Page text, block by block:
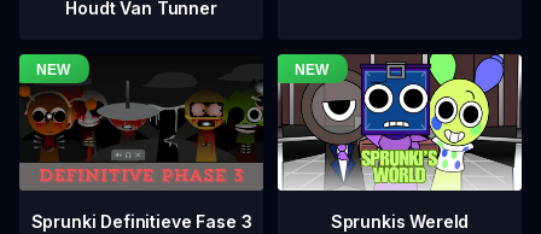
Houdt Van Tunner
Sprunki Definitieve Fase 3 Sprunkis Wereld